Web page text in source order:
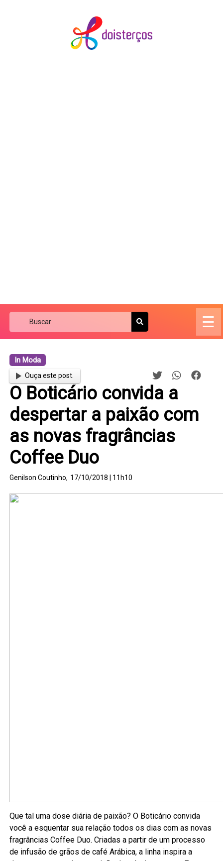
☰
In Moda
Ouça este post.
O Boticário convida a
despertar a paixão com
as novas fragrâncias
Coffee Duo
Genilson Coutinho, 17/10/2018 | 11h10
Que tal uma dose diária de paixão? O Boticário convida
você a esquentar sua relação todos os dias com as novas
fragrâncias Coffee Duo. Criadas a partir de um processo
de infusão de grãos de café Arábica, a linha inspira a